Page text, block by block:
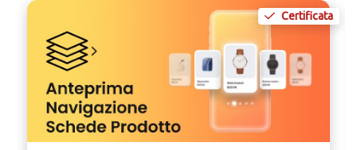
Certificata